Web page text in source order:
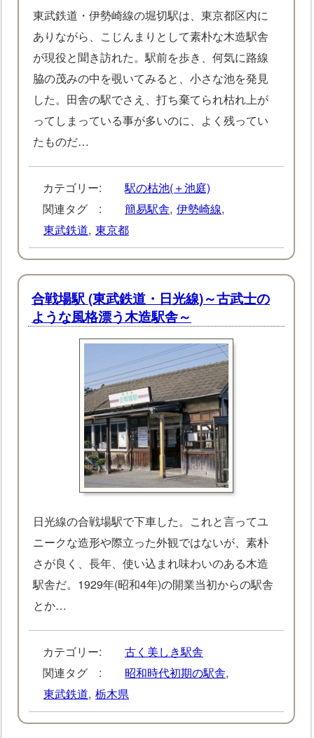
東武鉄道・伊勢崎線の堀切駅は、東京都区内に
ありながら、こじんまりとして素朴な木造駅舎
が現役と聞き訪れた。駅前を歩き、何気に路線
脇の茂みの中を覗いてみると、小さな池を発見
した。田舎の駅でさえ、打ち棄てられ枯れ上が
ってしまっている事が多いのに、よく残ってい
たものだ…
カテゴリー:
駅の枯池(＋池庭)
関連タグ :
簡易駅舎, 伊勢崎線,
東武鉄道, 東京都
合戦場駅 (東武鉄道・日光線)～古武士の
ような風格漂う木造駅舎～
日光線の合戦場駅で下車した。これと言ってユ
ニークな造形や際立った外観ではないが、素朴
さが良く、長年、使い込まれ味わいのある木造
駅舎だ。1929年(昭和4年)の開業当初からの駅舎
とか…
カテゴリー:
古く美しき駅舎
関連タグ :
昭和時代初期の駅舎,
東武鉄道, 栃木県